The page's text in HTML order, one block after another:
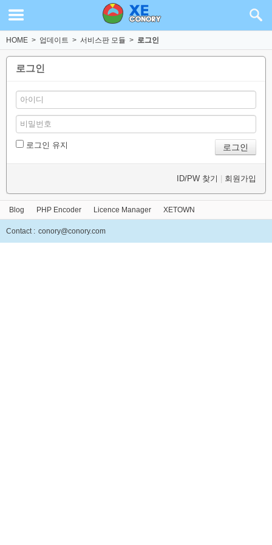
HOME > 업데이트 > 서비스판 모듈 > 로그인
로그인
로그인 유지
ID/PW 찾기 회원가입
Blog PHP Encoder Licence Manager XETOWN
Contact : conory@conory.com